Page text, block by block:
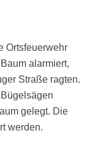
Ortsfeuerwehr
alarmiert,
Straße ragten.
gelegt. Die
werden.